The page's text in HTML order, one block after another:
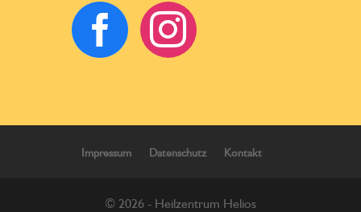
 
Impressum Datenschutz Kontakt
© 2026 - Heilzentrum Helios